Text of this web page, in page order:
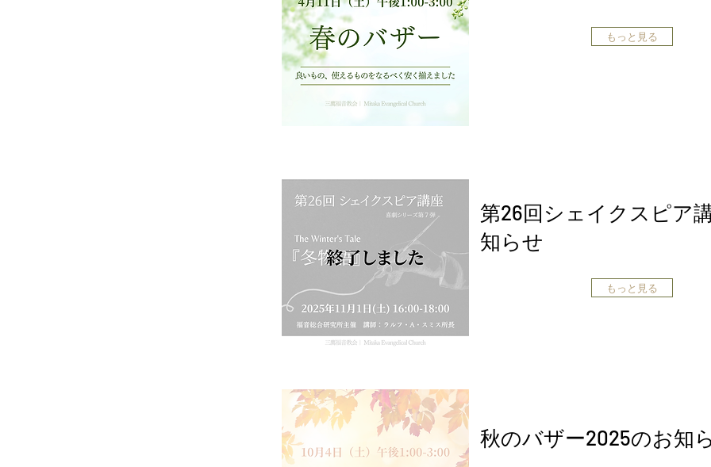
もっと見る
第26回シェイクスピア
知らせ
もっと見る
秋のバザー2025のお知